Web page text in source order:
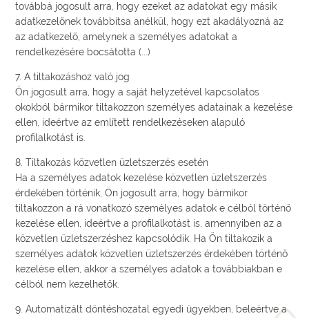
továbbá jogosult arra, hogy ezeket az adatokat egy másik
adatkezelőnek továbbítsa anélkül, hogy ezt akadályozná az
az adatkezelő, amelynek a személyes adatokat a
rendelkezésére bocsátotta (...)
7. A tiltakozáshoz való jog
Ön jogosult arra, hogy a saját helyzetével kapcsolatos
okokból bármikor tiltakozzon személyes adatainak a kezelése
ellen, ideértve az említett rendelkezéseken alapuló
profilalkotást is.
8. Tiltakozás közvetlen üzletszerzés esetén
Ha a személyes adatok kezelése közvetlen üzletszerzés
érdekében történik, Ön jogosult arra, hogy bármikor
tiltakozzon a rá vonatkozó személyes adatok e célból történő
kezelése ellen, ideértve a profilalkotást is, amennyiben az a
közvetlen üzletszerzéshez kapcsolódik. Ha Ön tiltakozik a
személyes adatok közvetlen üzletszerzés érdekében történő
kezelése ellen, akkor a személyes adatok a továbbiakban e
célból nem kezelhetők.
9. Automatizált döntéshozatal egyedi ügyekben, beleértve a